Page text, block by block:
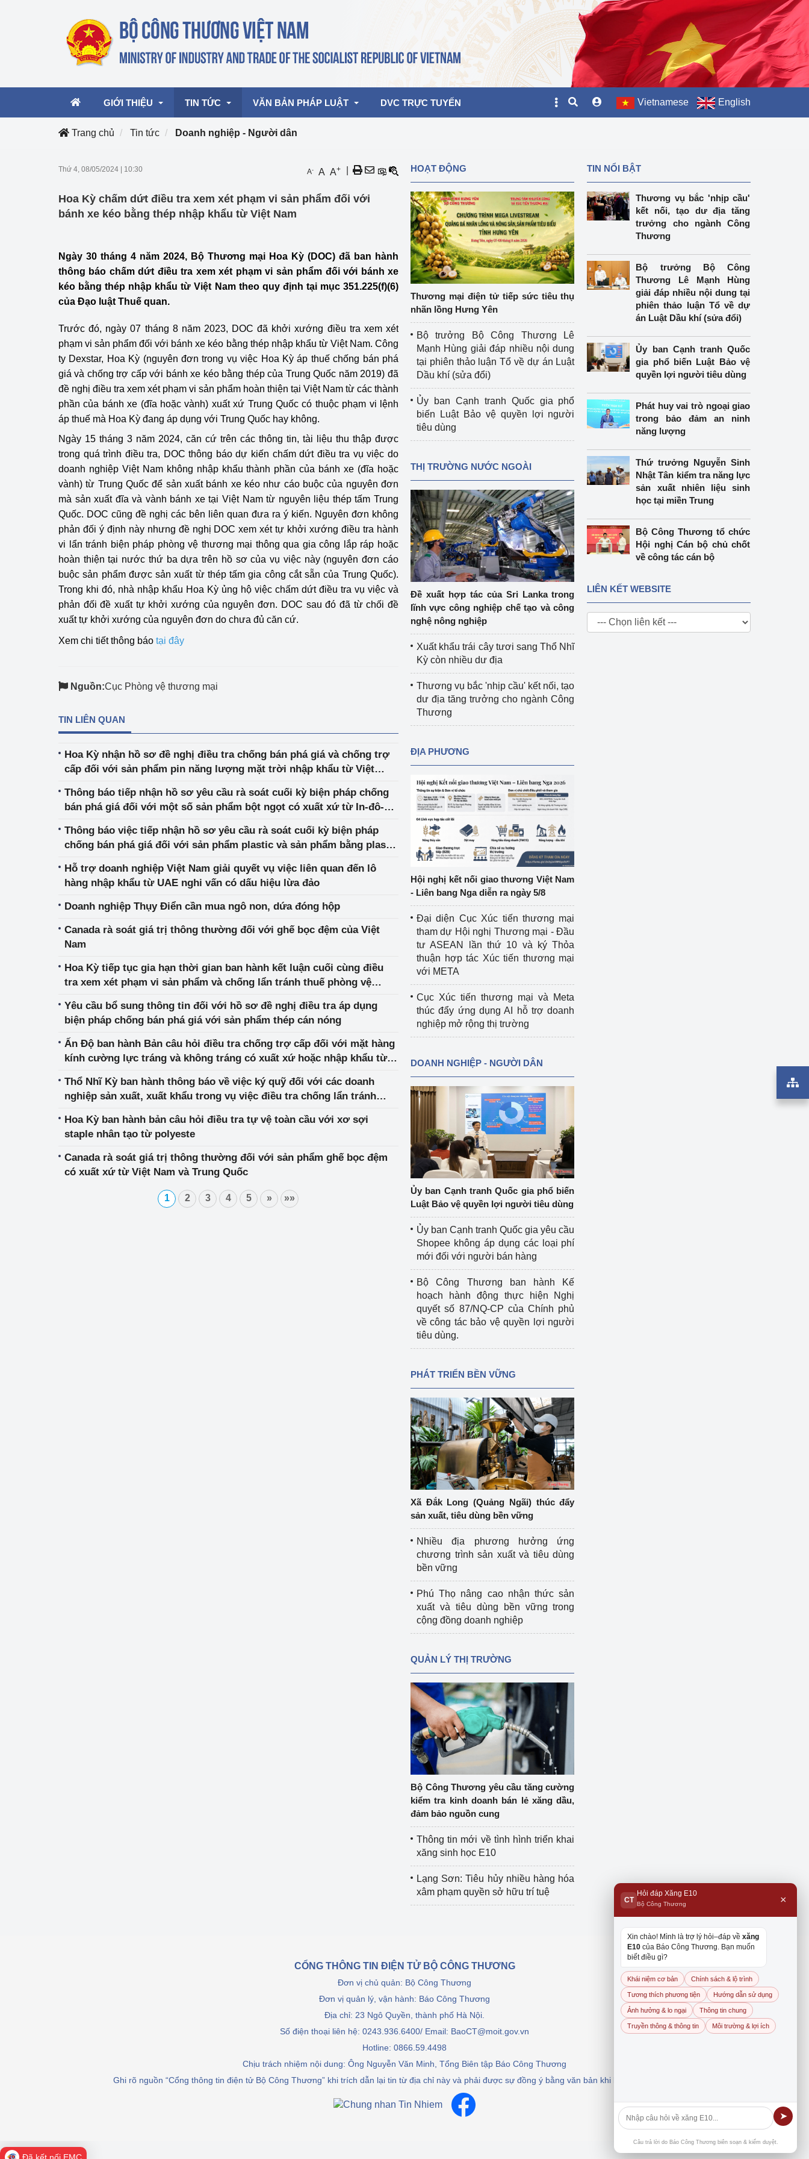
GIỚI THIỆU
Cơ cấu tổ chức
TIN TỨC
Hoạt động của Lãnh đạo Bộ
mại, Dịch vụ Việt Nam 2026
Hoạt động của Bộ trưởng
Công Thương - Công luận
Họp báo
Điểm báo
Lịch sử phát triển
Bản tin Thị trường Nông Lâm Thủy sản
Phát triển nguồn nhân lực
Phát triển bền vững
Tổ chức kiểm định
Tổ chức kiểm định kỹ thuật an toàn lao
động thuộc thẩm quyền quản lý của
Bộ Công Thương
Tổ chức được cấp GCN đăng ký, hoạt
động kiểm định thiết bị, dụng cụ điện
làm việc ở môi trường không có nguy
hiểm khí, bụi nổ
Cơ sở sản xuất, sửa chữa chai chứa
LPG
Tổ chức huấn luyện, bồi dưỡng
nghiệp vụ kiểm định kỹ thuật an toàn
lao động
Văn hóa ngành Công Thương
Tái cơ cấu ngành Công Thương
Quản lý thị trường
Sử dụng năng lượng tiết kiệm và
hiệu quả
Hiệu quả năng lượng
Khoa học, công nghệ và đổi mới sáng
tạo
Thông báo
Bảo vệ môi trường
Doanh nghiệp - Người dân
Khu vực miền Nam
Thị trường châu Á – châu Phi
Thị trường châu Âu – châu Mỹ
Thị trường trong nước
Ngành Công Thương đưa nghị quyết
Đại hội XIV của Đảng vào cuộc sống
Phát triển công nghiệpCông nghiệp nền tảng
Sản xuất công nghiệp
VĂN BẢN PHÁP LUẬT
Văn bản hợp nhất
DVC TRỰC TUYẾN Vietnamese English
Trang chủ Tin tức Doanh nghiệp - Người dân
Thứ 4, 08/05/2024 10:30 A- A A+
Hoa Kỳ chấm dứt điều tra xem xét phạm vi sản phẩm đối với
bánh xe kéo bằng thép nhập khẩu từ Việt Nam
Ngày 30 tháng 4 năm 2024, Bộ Thương mại Hoa Kỳ (DOC) đã ban hành
thông báo chấm dứt điều tra xem xét phạm vi sản phẩm đối với bánh xe
kéo bằng thép nhập khẩu từ Việt Nam theo quy định tại mục 351.225(f)(6)
của Đạo luật Thuế quan.
Trước đó, ngày 07 tháng 8 năm 2023, DOC đã khởi xướng điều tra xem xét
phạm vi sản phẩm đối với bánh xe kéo bằng thép nhập khẩu từ Việt Nam. Công
ty Dexstar, Hoa Kỳ (nguyên đơn trong vụ việc Hoa Kỳ áp thuế chống bán phá
giá và chống trợ cấp với bánh xe kéo bằng thép của Trung Quốc năm 2019) đã
đề nghị điều tra xem xét phạm vi sản phẩm hoàn thiện tại Việt Nam từ các thành
phần của bánh xe (đĩa hoặc vành) xuất xứ Trung Quốc có thuộc phạm vi lệnh
áp thuế mà Hoa Kỳ đang áp dụng với Trung Quốc hay không.
Ngày 15 tháng 3 năm 2024, căn cứ trên các thông tin, tài liệu thu thập được
trong quá trình điều tra, DOC thông báo dự kiến chấm dứt điều tra vụ việc do
doanh nghiệp Việt Nam không nhập khẩu thành phần của bánh xe (đĩa hoặc
vành) từ Trung Quốc để sản xuất bánh xe kéo như cáo buộc của nguyên đơn
mà sản xuất đĩa và vành bánh xe tại Việt Nam từ nguyên liệu thép tấm Trung
Quốc. DOC cũng đề nghị các bên liên quan đưa ra ý kiến. Nguyên đơn không
phản đối ý định này nhưng đề nghị DOC xem xét tự khởi xướng điều tra hành
vi lẩn tránh biện pháp phòng vệ thương mại thông qua gia công lắp ráp hoặc
hoàn thiện tại nước thứ ba dựa trên hồ sơ của vụ việc này (nguyên đơn cáo
buộc sản phẩm được sản xuất từ thép tấm gia công cắt sẵn của Trung Quốc).
Trong khi đó, nhà nhập khẩu Hoa Kỳ ủng hộ việc chấm dứt điều tra vụ việc và
phản đối đề xuất tự khởi xướng của nguyên đơn. DOC sau đó đã từ chối đề
xuất tự khởi xướng của nguyên đơn do chưa đủ căn cứ.
Xem chi tiết thông báo tại đây
Nguồn:Cục Phòng vệ thương mại
TIN LIÊN QUAN
Hoa Kỳ nhận hồ sơ đề nghị điều tra chống bán phá giá và chống trợ
cấp đối với sản phẩm pin năng lượng mặt trời nhập khẩu từ Việt
Thông báo tiếp nhận hồ sơ yêu cầu rà soát cuối kỳ biện pháp chống
bán phá giá đối với một số sản phẩm bột ngọt có xuất xứ từ In-đô-
Thông báo việc tiếp nhận hồ sơ yêu cầu rà soát cuối kỳ biện pháp
chống bán phá giá đối với sản phẩm plastic và sản phẩm bằng plastic
Trung Quốc
Hỗ trợ doanh nghiệp Việt Nam giải quyết vụ việc liên quan đến lô
hàng nhập khẩu từ UAE nghi vấn có dấu hiệu lừa đảo
Doanh nghiệp Thụy Điển cần mua ngô non, dứa đóng hộp
Canada rà soát giá trị thông thường đối với ghế bọc đệm của Việt
Nam
Hoa Kỳ tiếp tục gia hạn thời gian ban hành kết luận cuối cùng điều
tra xem xét phạm vi sản phẩm và chống lẩn tránh thuế phòng vệ
Yêu cầu bổ sung thông tin đối với hồ sơ đề nghị điều tra áp dụng
biện pháp chống bán phá giá với sản phẩm thép cán nóng
Ấn Độ ban hành Bản câu hỏi điều tra chống trợ cấp đối với mặt hàng
kính cường lực tráng và không tráng có xuất xứ hoặc nhập khẩu từ
Thổ Nhĩ Kỳ ban hành thông báo về việc ký quỹ đối với các doanh
nghiệp sản xuất, xuất khẩu trong vụ việc điều tra chống lẩn tránh
Hoa Kỳ ban hành bản câu hỏi điều tra tự vệ toàn cầu với xơ sợi
staple nhân tạo từ polyeste
Canada rà soát giá trị thông thường đối với sản phẩm ghế bọc đệm
có xuất xứ từ Việt Nam và Trung Quốc
1 2 3 4 5 » »»
HOẠT ĐỘNG
Thương mại điện tử tiếp sức tiêu thụ
nhãn lồng Hưng Yên
Bộ trưởng Bộ Công Thương Lê
Mạnh Hùng giải đáp nhiều nội dung
tại phiên thảo luận Tổ về dự án Luật
Dầu khí (sửa đổi)
Ủy ban Cạnh tranh Quốc gia phổ
biến Luật Bảo vệ quyền lợi người
tiêu dùng
THỊ TRƯỜNG NƯỚC NGOÀI
Đề xuất hợp tác của Sri Lanka trong
lĩnh vực công nghiệp chế tạo và công
nghệ nông nghiệp
Xuất khẩu trái cây tươi sang Thổ Nhĩ
Kỳ còn nhiều dư địa
Thương vụ bắc 'nhịp cầu' kết nối, tạo
dư địa tăng trưởng cho ngành Công
Thương
ĐỊA PHƯƠNG
Hội nghị kết nối giao thương Việt Nam
- Liên bang Nga diễn ra ngày 5/8
Đại diện Cục Xúc tiến thương mại
tham dự Hội nghị Thương mại - Đầu
tư ASEAN lần thứ 10 và ký Thỏa
thuận hợp tác Xúc tiến thương mại
với META
Cục Xúc tiến thương mại và Meta
thúc đẩy ứng dụng AI hỗ trợ doanh
nghiệp mở rộng thị trường
DOANH NGHIỆP - NGƯỜI DÂN
Ủy ban Cạnh tranh Quốc gia phổ biến
Luật Bảo vệ quyền lợi người tiêu dùng
Ủy ban Cạnh tranh Quốc gia yêu cầu
Shopee không áp dụng các loại phí
mới đối với người bán hàng
Bộ Công Thương ban hành Kế
hoạch hành động thực hiện Nghị
quyết số 87/NQ-CP của Chính phủ
về công tác bảo vệ quyền lợi người
tiêu dùng.
PHÁT TRIỂN BỀN VỮNG
Xã Đắk Long (Quảng Ngãi) thúc đẩy
sản xuất, tiêu dùng bền vững
Nhiều địa phương hưởng ứng
chương trình sản xuất và tiêu dùng
bền vững
Phú Thọ nâng cao nhận thức sản
xuất và tiêu dùng bền vững trong
cộng đồng doanh nghiệp
QUẢN LÝ THỊ TRƯỜNG
Bộ Công Thương yêu cầu tăng cường
kiểm tra kinh doanh bán lẻ xăng dầu,
đảm bảo nguồn cung
Thông tin mới về tình hình triển khai
xăng sinh học E10
Lạng Sơn: Tiêu hủy nhiều hàng hóa
xâm phạm quyền sở hữu trí tuệ
TIN NỔI BẬT
Thương vụ bắc 'nhịp cầu'
kết nối, tạo dư địa tăng
trưởng cho ngành Công
Thương
Bộ trưởng Bộ Công
Thương Lê Mạnh Hùng
giải đáp nhiều nội dung tại
phiên thảo luận Tổ về dự
án Luật Dầu khí (sửa đổi)
Ủy ban Cạnh tranh Quốc
gia phổ biến Luật Bảo vệ
quyền lợi người tiêu dùng
Phát huy vai trò ngoại giao
trong bảo đảm an ninh
năng lượng
Thứ trưởng Nguyễn Sinh
Nhật Tân kiểm tra năng lực
sản xuất nhiên liệu sinh
học tại miền Trung
Bộ Công Thương tổ chức
Hội nghị Cán bộ chủ chốt
về công tác cán bộ
LIÊN KẾT WEBSITE
CỔNG THÔNG TIN ĐIỆN TỬ BỘ CÔNG THƯƠNG
Đơn vị chủ quản: Bộ Công Thương
Đơn vị quản lý, vận hành: Báo Công Thương
Địa chỉ: 23 Ngô Quyền, thành phố Hà Nội.
Số điện thoại liên hệ: 0243.936.6400/ Email: BaoCT@moit.gov.vn
Hotline: 0866.59.4498
Chịu trách nhiệm nội dung: Ông Nguyễn Văn Minh, Tổng Biên tập Báo Công Thương
Ghi rõ nguồn “Cổng thông tin điện tử Bộ Công Thương” khi trích dẫn lại tin từ địa chỉ này và phải được sự đồng ý bằng văn bản khi khai thác, dẫn nguồn.
CT
Hỏi đáp Xăng E10
Bộ Công Thương ×
Xin chào! Mình là trợ lý hỏi–đáp về xăng
E10 của Báo Công Thương. Bạn muốn
biết điều gì?
Khái niệm cơ bản Chính sách & lộ trình
Tương thích phương tiện Hướng dẫn sử dụng
Ảnh hưởng & lo ngại Thông tin chung
Truyền thông & thông tin Môi trường & lợi ích
➤
Câu trả lời do Báo Công Thương biên soạn & kiểm duyệt.